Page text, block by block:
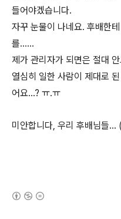
들어야겠습니다.
자꾸 눈물이 나네요. 후배한
를......
제가 관리자가 되면은 절대
열심히 일한 사람이 제대로
어요...? ㅠ.ㅠ
미안합니다, 우리 후배님들